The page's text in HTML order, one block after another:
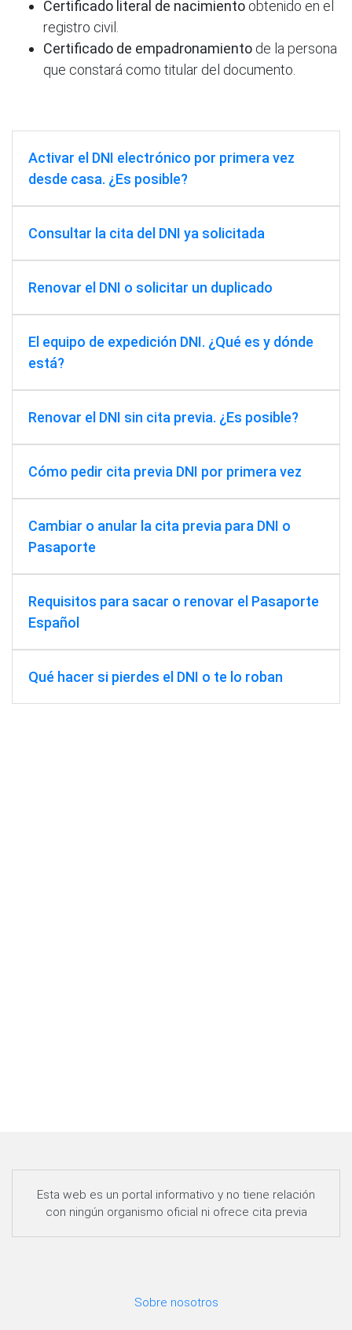
Certificado literal de nacimiento obtenido en el
registro civil.
Certificado de empadronamiento de la persona
que constará como titular del documento.
Activar el DNI electrónico por primera vez
desde casa. ¿Es posible?
Consultar la cita del DNI ya solicitada
Renovar el DNI o solicitar un duplicado
El equipo de expedición DNI. ¿Qué es y dónde
está?
Renovar el DNI sin cita previa. ¿Es posible?
Cómo pedir cita previa DNI por primera vez
Cambiar o anular la cita previa para DNI o
Pasaporte
Requisitos para sacar o renovar el Pasaporte
Español
Qué hacer si pierdes el DNI o te lo roban
Esta web es un portal informativo y no tiene relación
con ningún organismo oficial ni ofrece cita previa
Sobre nosotros